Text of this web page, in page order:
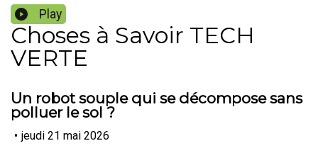
Play
Choses à Savoir TECH
VERTE
Un robot souple qui se décompose sans
polluer le sol ?
• jeudi 21 mai 2026